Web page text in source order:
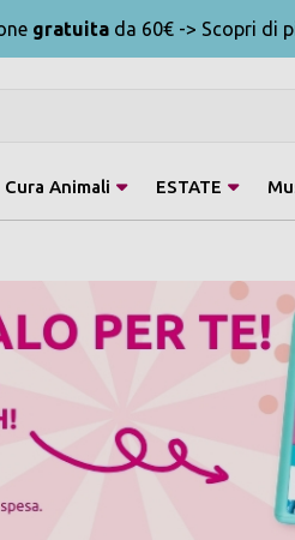
gratuita da 60€ -> Scopri di
Cura Animali ESTATE